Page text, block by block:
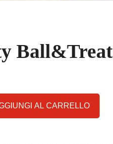
Ball&Treat
AL CARRELLO